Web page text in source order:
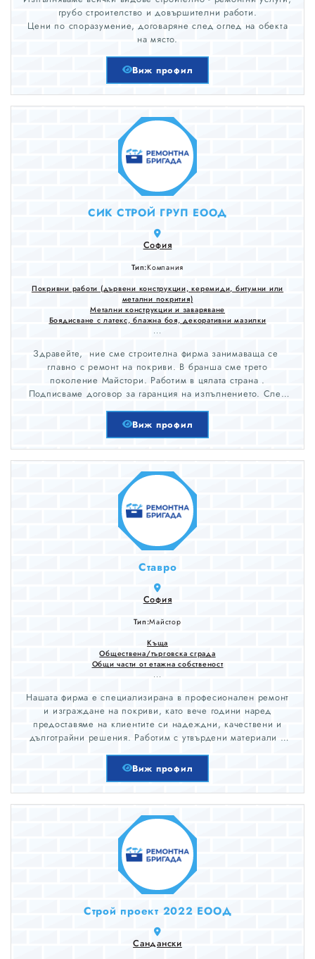
грубо строителство и довършителни работи.
Цени по споразумение, договаряне след оглед на обекта
на място.
Виж профил
СИК СТРОЙ ГРУП ЕООД
София
Тип:Компания
Покривни работи (дървени конструкции, керемиди, битумни или
метални покрития)
Метални конструкции и заваряване
Боядисване с латекс, блажна боя, декоративни мазилки
...
Здравейте, ние сме строителна фирма занимаваща се
главно с ремонт на покриви. В бранша сме трето
поколение Майстори. Работим в цялата страна .
Подписваме договор за гаранция на изпълнението. След
рамките от 3 до 5 работни дни ! Не се колебайте да
поискате вашата оферта сега !
Виж профил
Ставро
София
Тип:Майстор
Къща
Обществена/търговска сграда
Общи части от етажна собственост
...
Нашата фирма е специализирана в професионален ремонт
и изграждане на покриви, като вече години наред
предоставяме на клиентите си надеждни, качествени и
дълготрайни решения. Работим с утвърдени материали и
висока устойчивост и отлично изпълнение при всеки проект
от частни домове до големи промишлени обекти.
Виж профил
Строй проект 2022 ЕООД
Сандански